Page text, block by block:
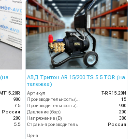
900
7.5
Россия
200
5.5
АВД Тритон AR 15/200 TS 5.5 TOR (на
тележке)
Артикул
T-RR15.20N
Производительность (л/мин)
15
Производительность (л/ч)
900
Давление (бар)
200
Напряжение (В)
380
Страна-производитель
Россия
Цена